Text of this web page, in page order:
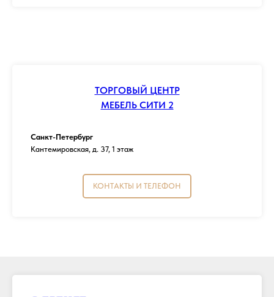
ТОРГОВЫЙ ЦЕНТР
МЕБЕЛЬ СИТИ 2
Санкт-Петербург
Кантемировская, д. 37, 1 этаж
КОНТАКТЫ И ТЕЛЕФОН